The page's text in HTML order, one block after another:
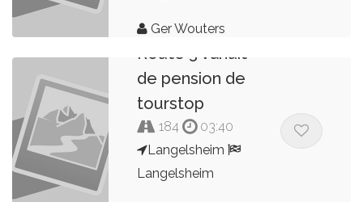
Ger Wouters
Route 3 vanuit
de pension de
tourstop
184
03:40
Langelsheim
Langelsheim